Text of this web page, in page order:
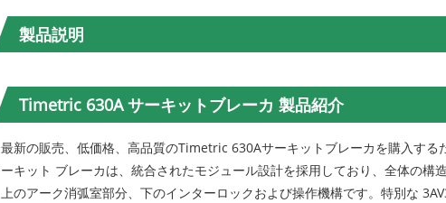
製品説明
Timetric 630A サーキットブレーカ 製品紹介
最新の販売、低価格、高品質のTimetric 630Aサーキットブレーカを購入す
ーキット ブレーカは、統合されたモジュール設計を採用しており、全体の構
上のアーク消弧室部分、下のインターロックおよび操作機構です。特別な